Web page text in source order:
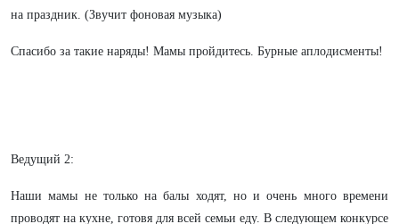
на праздник. (Звучит фоновая музыка)
Спасибо за такие наряды! Мамы пройдитесь. Бурные аплодисменты!
Ведущий 2:
Наши мамы не только на балы ходят, но и очень много времени
проводят на кухне, готовя для всей семьи еду. В следующем конкурсе